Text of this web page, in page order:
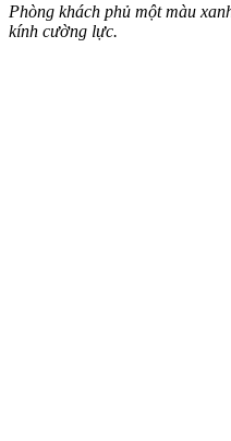
Phòng khách phủ một màu
kính cường lực.